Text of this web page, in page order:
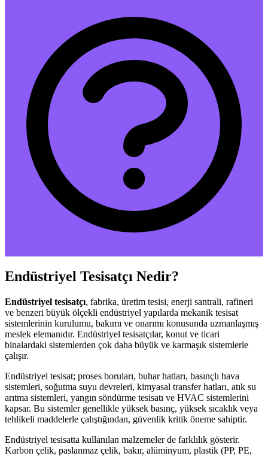
Endüstriyel Tesisatçı Nedir?
Endüstriyel tesisatçı, fabrika, üretim tesisi, enerji santrali, rafineri
ve benzeri büyük ölçekli endüstriyel yapılarda mekanik tesisat
sistemlerinin kurulumu, bakımı ve onarımı konusunda uzmanlaşmış
meslek elemanıdır. Endüstriyel tesisatçılar, konut ve ticari
binalardaki sistemlerden çok daha büyük ve karmaşık sistemlerle
çalışır.
Endüstriyel tesisat; proses boruları, buhar hatları, basınçlı hava
sistemleri, soğutma suyu devreleri, kimyasal transfer hatları, atık su
arıtma sistemleri, yangın söndürme tesisatı ve HVAC sistemlerini
kapsar. Bu sistemler genellikle yüksek basınç, yüksek sıcaklık veya
tehlikeli maddelerle çalıştığından, güvenlik kritik öneme sahiptir.
Endüstriyel tesisatta kullanılan malzemeler de farklılık gösterir.
Karbon çelik, paslanmaz çelik, bakır, alüminyum, plastik (PP, PE,